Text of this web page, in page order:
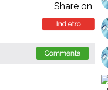
Share on